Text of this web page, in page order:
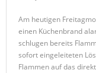
Am heutigen
einen Küchenbrand
schlugen bereits
sofort eingeleiteten
Flammen auf das